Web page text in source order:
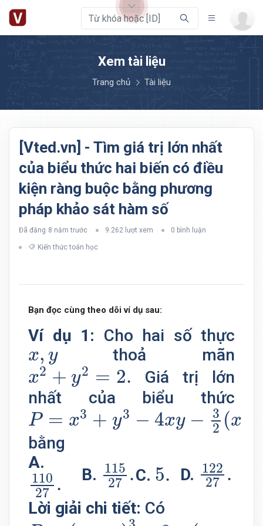
Xem tài liệu
Trang chủ Tài liệu
[Vted.vn] - Tìm giá trị lớn nhất
của biểu thức hai biến có điều
kiện ràng buộc bằng phương
pháp khảo sát hàm số
Đã đăng 8 năm trước 9.262 lượt xem 0 bình luận
Kiến thức toán học
Bạn đọc cùng theo dõi ví dụ sau:
Ví dụ 1: Cho hai số thực
x, y
x,y thoả mãn
x2 + y2 = 2.
x2+ =
Giá trị lớn
nhất của biểu thức
P = x3 + y3 − 4xy −
3
2 (x
P=x3 +y3− 4x y−32 +y)
bằng
A.
110
27 .
110 27.
B.
115
27 .
115 .
C. 5.
5. D.
122
27 .
122
Lời giải chi tiết: Có
P= (x+y)3−3xy(x+ −